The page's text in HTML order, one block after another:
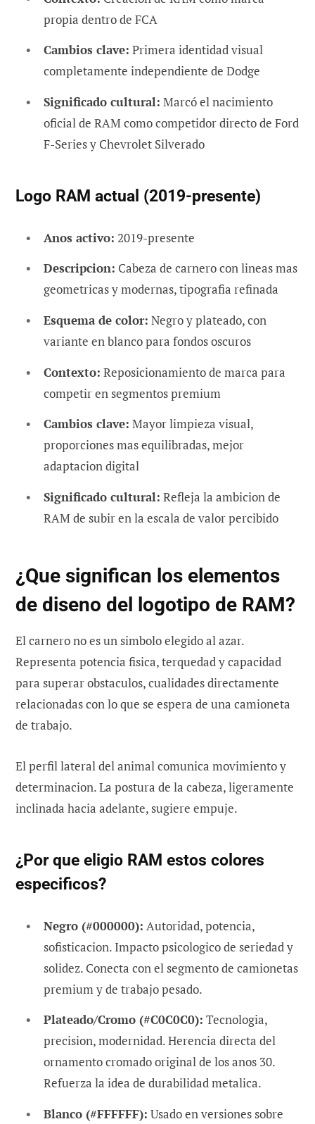
propia dentro de FCA
Cambios clave: Primera identidad visual
completamente independiente de Dodge
Significado cultural: Marcó el nacimiento
oficial de RAM como competidor directo de Ford
F-Series y Chevrolet Silverado
Logo RAM actual (2019-presente)
Anos activo: 2019-presente
Descripcion: Cabeza de carnero con lineas mas
geometricas y modernas, tipografia refinada
Esquema de color: Negro y plateado, con
variante en blanco para fondos oscuros
Contexto: Reposicionamiento de marca para
competir en segmentos premium
Cambios clave: Mayor limpieza visual,
proporciones mas equilibradas, mejor
adaptacion digital
Significado cultural: Refleja la ambicion de
RAM de subir en la escala de valor percibido
¿Que significan los elementos
de diseno del logotipo de RAM?
El carnero no es un simbolo elegido al azar.
Representa potencia fisica, terquedad y capacidad
para superar obstaculos, cualidades directamente
relacionadas con lo que se espera de una camioneta
de trabajo.
El perfil lateral del animal comunica movimiento y
determinacion. La postura de la cabeza, ligeramente
inclinada hacia adelante, sugiere empuje.
¿Por que eligio RAM estos colores
especificos?
Negro (#000000): Autoridad, potencia,
sofisticacion. Impacto psicologico de seriedad y
solidez. Conecta con el segmento de camionetas
premium y de trabajo pesado.
Plateado/Cromo (#C0C0C0): Tecnologia,
precision, modernidad. Herencia directa del
ornamento cromado original de los anos 30.
Refuerza la idea de durabilidad metalica.
Blanco (#FFFFFF): Usado en versiones sobre